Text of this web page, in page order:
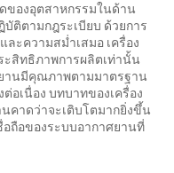
ของอุตสาหกรรมในด้าน
ติตามกฎระเบียบ ด้วยการ
ะความสม่ำเสมอ เครื่อง
ะสิทธิภาพการผลิตเท่านั้น
านมีคุณภาพตามมาตรฐาน
อเนื่อง บทบาทของเครื่อง
คาดว่าจะเติบโตมากยิ่งขึ้น
ถือของระบบอากาศยานที่